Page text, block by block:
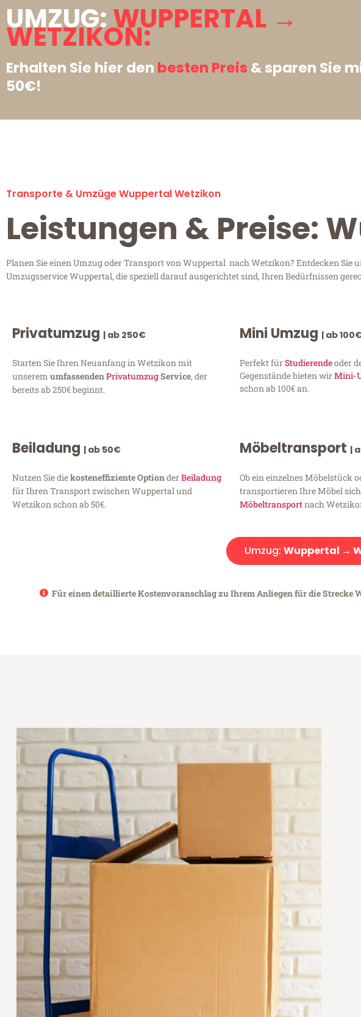
UMZUG:WUPPERTAL →
WETZIKON:
Erhalten Sie hier den besten Preis & sparen Sie
50€!
Transporte & Umzüge Wuppertal Wetzikon
Leistungen & Preise:
Planen Sie einen Umzug oder Transport von Wuppertal nach Wetzikon? Entdecken
Umzugsservice Wuppertal, die speziell darauf ausgerichtet sind, Ihren Bedürfnissen
Privatumzug | ab 250€
Starten Sie Ihren Neuanfang in Wetzikon mit
unserem umfassendenPrivatumzugService, der
bereits ab 250€ beginnt.
Mini Umzug | ab
Perfekt fürStudierendeoder
Gegenstände bieten wirMini-
schon ab 100€ an.
Beiladung | ab 50€
Nutzen Sie diekosteneffiziente OptionderBeiladung
für Ihren Transport zwischen Wuppertal und
Wetzikon schon ab 50€.
Möbeltransport |
Ob ein einzelnes Möbelstück
transportieren Ihre Möbel
Möbeltransportnach
Umzug: Wuppertal →
Für einen detaillierte Kostenvoranschlag zu Ihrem Anliegen für die